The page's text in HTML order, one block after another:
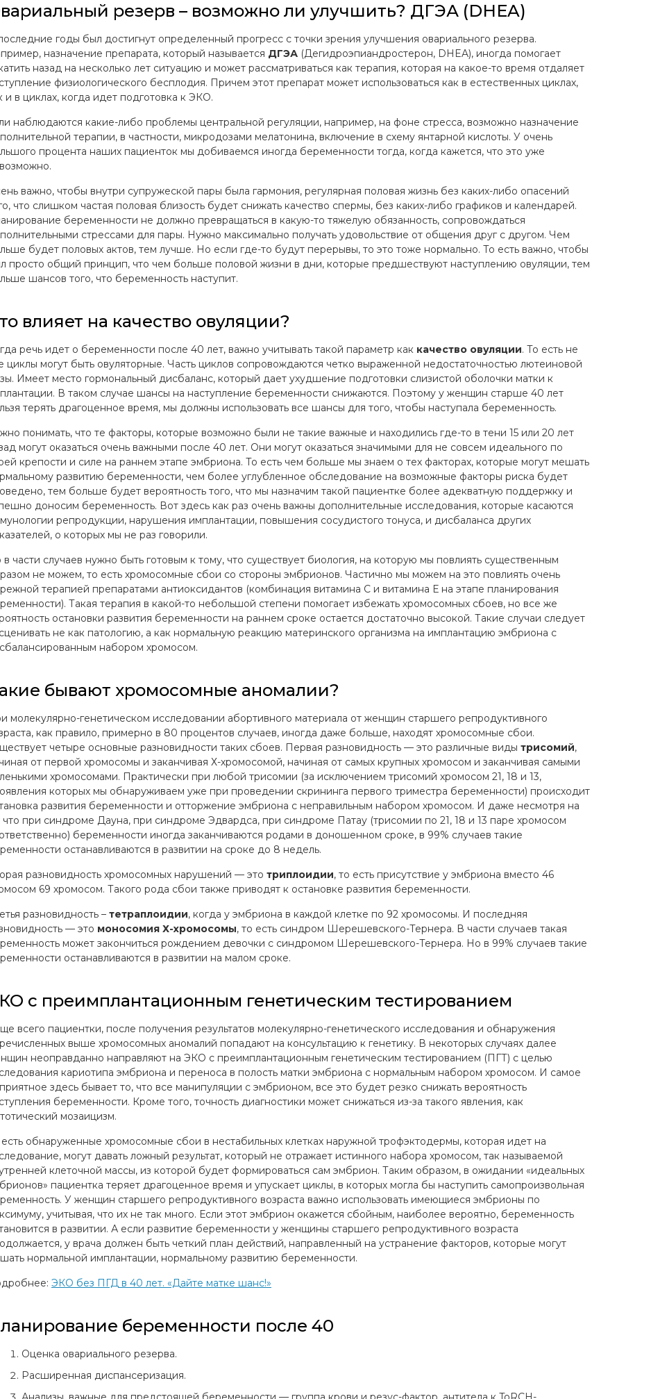
резерв – возможно ли улучшить? ДГЭА (DHEA)
годы был достигнут определенный прогресс с точки зрения улучшения овариального резерва.
назначение препарата, который называется ДГЭА (Дегидроэпиандростерон, DHEA), иногда помогает
назад на несколько лет ситуацию и может рассматриваться как терапия, которая на какое-то время отдаляет
физиологического бесплодия. Причем этот препарат может использоваться как в естественных циклах,
и в циклах, когда идет подготовка к ЭКО.
наблюдаются какие-либо проблемы центральной регуляции, например, на фоне стресса, возможно назначение
терапии, в частности, микродозами мелатонина, включение в схему янтарной кислоты. У очень
процента наших пациенток мы добиваемся иногда беременности тогда, когда кажется, что это уже
важно, чтобы внутри супружеской пары была гармония, регулярная половая жизнь без каких-либо опасений
что слишком частая половая близость будет снижать качество спермы, без каких-либо графиков и календарей.
беременности не должно превращаться в какую-то тяжелую обязанность, сопровождаться
стрессами для пары. Нужно максимально получать удовольствие от общения друг с другом. Чем
будет половых актов, тем лучше. Но если где-то будут перерывы, то это тоже нормально. То есть важно, чтобы
просто общий принцип, что чем больше половой жизни в дни, которые предшествуют наступлению овуляции, тем
шансов того, что беременность наступит.
влияет на качество овуляции?
речь идет о беременности после 40 лет, важно учитывать такой параметр как качество овуляции. То есть не
циклы могут быть овуляторные. Часть циклов сопровождаются четко выраженной недостаточностью лютеиновой
Имеет место гормональный дисбаланс, который дает ухудшение подготовки слизистой оболочки матки к
В таком случае шансы на наступление беременности снижаются. Поэтому у женщин старше 40 лет
терять драгоценное время, мы должны использовать все шансы для того, чтобы наступала беременность.
понимать, что те факторы, которые возможно были не такие важные и находились где-то в тени 15 или 20 лет
могут оказаться очень важными после 40 лет. Они могут оказаться значимыми для не совсем идеального по
крепости и силе на раннем этапе эмбриона. То есть чем больше мы знаем о тех факторах, которые могут мешать
развитию беременности, чем более углубленное обследование на возможные факторы риска будет
тем больше будет вероятность того, что мы назначим такой пациентке более адекватную поддержку и
доносим беременность. Вот здесь как раз очень важны дополнительные исследования, которые касаются
репродукции, нарушения имплантации, повышения сосудистого тонуса, и дисбаланса других
о которых мы не раз говорили.
в части случаев нужно быть готовым к тому, что существует биология, на которую мы повлиять существенным
не можем, то есть хромосомные сбои со стороны эмбрионов. Частично мы можем на это повлиять очень
терапией препаратами антиоксидантов (комбинация витамина С и витамина Е на этапе планирования
Такая терапия в какой-то небольшой степени помогает избежать хромосомных сбоев, но все же
остановки развития беременности на раннем сроке остается достаточно высокой. Такие случаи следует
не как патологию, а как нормальную реакцию материнского организма на имплантацию эмбриона с
набором хромосом.
бывают хромосомные аномалии?
молекулярно-генетическом исследовании абортивного материала от женщин старшего репродуктивного
как правило, примерно в 80 процентов случаев, иногда даже больше, находят хромосомные сбои.
четыре основные разновидности таких сбоев. Первая разновидность — это различные виды трисомий,
от первой хромосомы и заканчивая Х-хромосомой, начиная от самых крупных хромосом и заканчивая самыми
хромосомами. Практически при любой трисомии (за исключением трисомий хромосом 21, 18 и 13,
которых мы обнаруживаем уже при проведении скрининга первого триместра беременности) происходит
развития беременности и отторжение эмбриона с неправильным набором хромосом. И даже несмотря на
что при синдроме Дауна, при синдроме Эдвардса, при синдроме Патау (трисомии по 21, 18 и 13 паре хромосом
беременности иногда заканчиваются родами в доношенном сроке, в 99% случаев такие
останавливаются в развитии на сроке до 8 недель.
разновидность хромосомных нарушений — это триплоидии, то есть присутствие у эмбриона вместо 46
69 хромосом. Такого рода сбои также приводят к остановке развития беременности.
разновидность – тетраплоидии, когда у эмбриона в каждой клетке по 92 хромосомы. И последняя
— это моносомия Х-хромосомы, то есть синдром Шерешевского-Тернера. В части случаев такая
может закончиться рождением девочки с синдромом Шерешевского-Тернера. Но в 99% случаев такие
останавливаются в развитии на малом сроке.
с преимплантационным генетическим тестированием
всего пациентки, после получения результатов молекулярно-генетического исследования и обнаружения
выше хромосомных аномалий попадают на консультацию к генетику. В некоторых случаях далее
неоправданно направляют на ЭКО с преимплантационным генетическим тестированием (ПГТ) с целью
кариотипа эмбриона и переноса в полость матки эмбриона с нормальным набором хромосом. И самое
здесь бывает то, что все манипуляции с эмбрионом, все это будет резко снижать вероятность
беременности. Кроме того, точность диагностики может снижаться из-за такого явления, как
мозаицизм.
обнаруженные хромосомные сбои в нестабильных клетках наружной трофэктодермы, которая идет на
могут давать ложный результат, который не отражает истинного набора хромосом, так называемой
клеточной массы, из которой будет формироваться сам эмбрион. Таким образом, в ожидании «идеальных
пациентка теряет драгоценное время и упускает циклы, в которых могла бы наступить самопроизвольная
У женщин старшего репродуктивного возраста важно использовать имеющиеся эмбрионы по
учитывая, что их не так много. Если этот эмбрион окажется сбойным, наиболее вероятно, беременность
в развитии. А если развитие беременности у женщины старшего репродуктивного возраста
у врача должен быть четкий план действий, направленный на устранение факторов, которые могут
нормальной имплантации, нормальному развитию беременности.
ЭКО без ПГД в 40 лет. «Дайте матке шанс!»
беременности после 40
Оценка овариального резерва.
Расширенная диспансеризация.